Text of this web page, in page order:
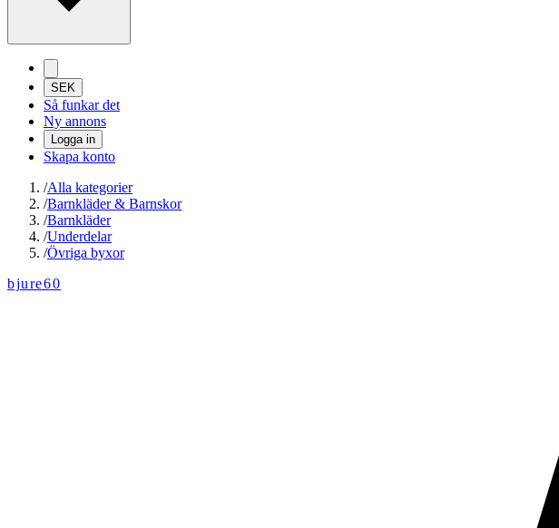
SEK
Så funkar det
Ny annons
Logga in
Skapa konto
/Alla kategorier
/Barnkläder & Barnskor
/Barnkläder
/Underdelar
/Övriga byxor
bjure60